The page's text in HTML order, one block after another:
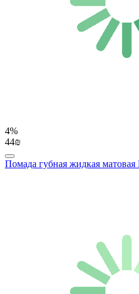
4%
44₪
Помада губная жидкая матовая